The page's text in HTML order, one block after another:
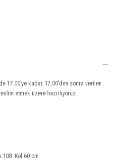
17:00’ye kadar, 17:00’den sonra verilen
etmek üzere hazırlıyoruz.
Kol:60 cm